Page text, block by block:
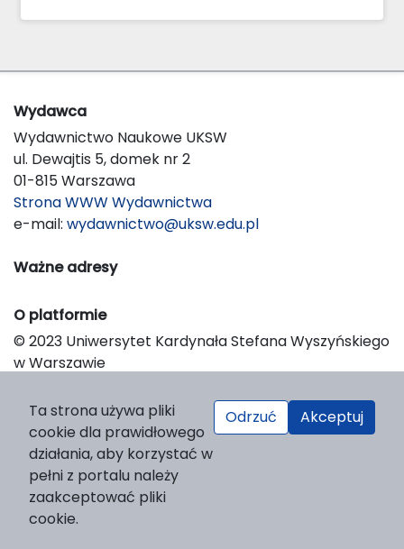
Wydawca
Wydawnictwo Naukowe UKSW
ul. Dewajtis 5, domek nr 2
01-815 Warszawa
Strona WWW Wydawnictwa
e-mail: wydawnictwo@uksw.edu.pl
Ważne adresy
O platformie
© 2023 Uniwersytet Kardynała Stefana Wyszyńskiego
w Warszawie
Platform & Workflow by OJS/PKP
Ta strona używa pliki
cookie dla prawidłowego
działania, aby korzystać w
pełni z portalu należy
zaakceptować pliki
cookie.
Odrzuć Akceptuj